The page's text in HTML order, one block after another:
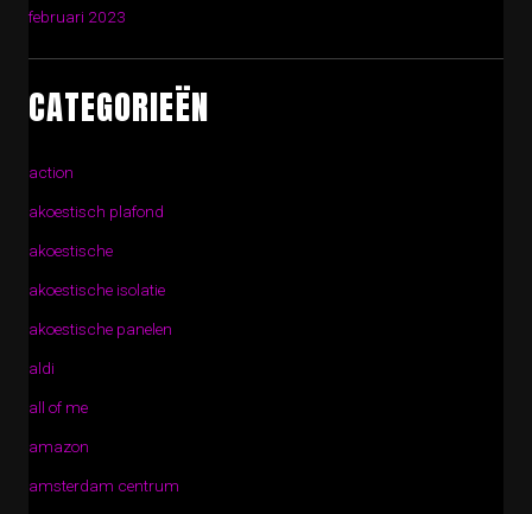
februari 2023
CATEGORIEËN
action
akoestisch plafond
akoestische
akoestische isolatie
akoestische panelen
aldi
all of me
amazon
amsterdam centrum